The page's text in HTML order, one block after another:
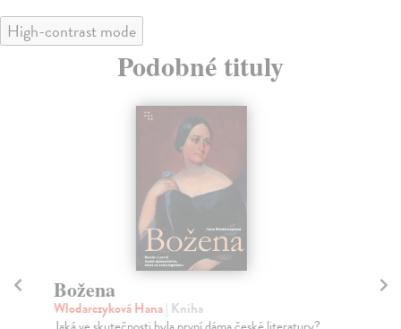
High-contrast mode
Podobné tituly
Božena
Wlodarczyková Hana| Kniha